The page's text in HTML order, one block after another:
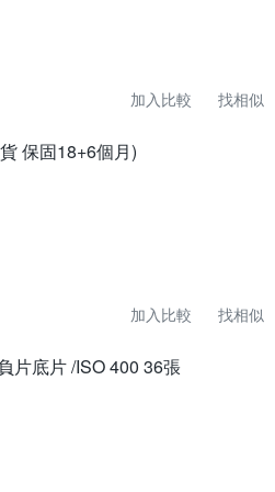
加入比較 找相似
保固18+6個月)
加入比較 找相似
片底片 /ISO 400 36張